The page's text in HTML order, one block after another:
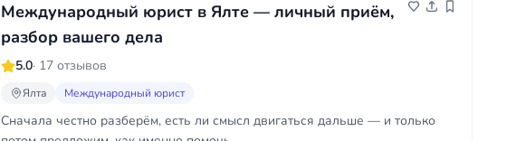
Международный юрист в Ялте — личный приём,
разбор вашего дела
5.0· 17 отзывов
Ялта Международный юрист
Сначала честно разберём, есть ли смысл двигаться дальше — и только